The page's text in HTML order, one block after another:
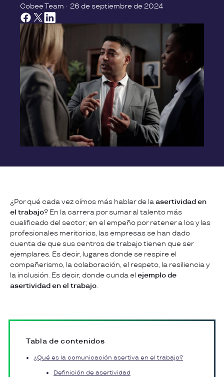
Cobee Team · 26 de septiembre de 2024
¿Por qué cada vez oímos más hablar de laasertividad en
el trabajo? En la carrera por sumar al talento más
cualificado del sector; en el empeño por retener a los y las
profesionales meritorios, las empresas se han dado
cuenta de que sus centros de trabajo tienen que ser
ejemplares. Es decir, lugares donde se respire el
compañerismo, la colaboración, el respeto, la resiliencia y
la inclusión. Es decir, donde cunda el ejemplo de
asertividad en el trabajo.
Tabla de contenidos
¿Qué es la comunicación asertiva en el trabajo?
Definición de asertividad